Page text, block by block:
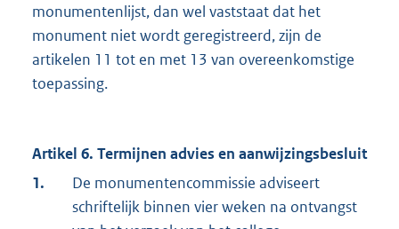
monumentenlijst, dan wel vaststaat dat het
monument niet wordt geregistreerd, zijn de
artikelen 11 tot en met 13 van overeenkomstige
toepassing.
Artikel 6. Termijnen advies en aanwijzingsbesluit
1.
De monumentencommissie adviseert
schriftelijk binnen vier weken na ontvangst